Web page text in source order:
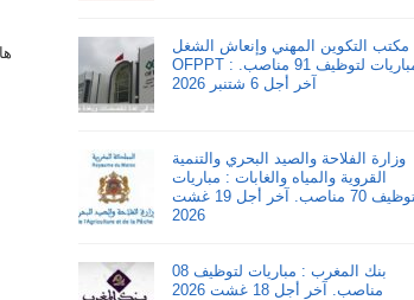
مكتب التكوين المهني وإنعاش الشغل
OFPPT : مباريات لتوظيف 91 مناصب.
آخر أجل 6 شتنبر 2026
وزارة الفلاحة والصيد البحري والتنمية
القروية والمياه والغابات : مباريات
لتوظيف 70 مناصب. آخر أجل 19 غشت
2026
بنك المغرب : مباريات لتوظيف 08
مناصب. آخر أجل 18 غشت 2026